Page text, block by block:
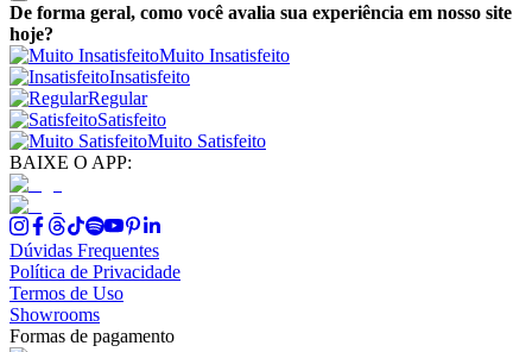
De forma geral, como você avalia sua experiência em nosso site
hoje?
Muito Insatisfeito
Insatisfeito
Regular
Satisfeito
Muito Satisfeito
BAIXE O APP:
Dúvidas Frequentes
Política de Privacidade
Termos de Uso
Showrooms
Formas de pagamento